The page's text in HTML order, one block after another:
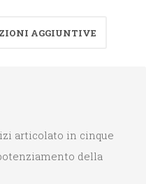
AGGIUNTIVE
articolato in cinque
della